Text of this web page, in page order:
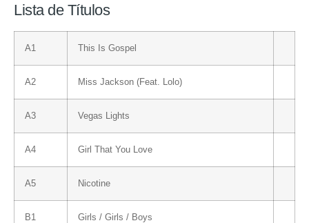
Lista de Títulos
A1 This Is Gospel
A2 Miss Jackson (Feat. Lolo)
A3 Vegas Lights
A4 Girl That You Love
A5 Nicotine
B1 Girls / Girls / Boys